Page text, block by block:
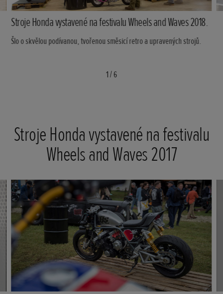
Stroje Honda vystavené na festivalu Wheels and Waves 2018.
Šlo o skvělou podívanou, tvořenou směsicí retro a upravených strojů.
1/6
Stroje Honda vystavené na festivalu
Wheels and Waves 2017